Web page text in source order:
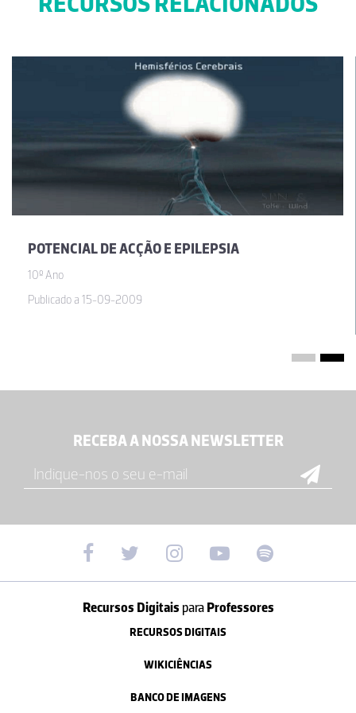
POTENCIAL DE ACÇÃO E EPILEPSIA
10º Ano
Publicado a 15-09-2009
RECEBA A NOSSA NEWSLETTER
Recursos Digitais paraProfessores
RECURSOS DIGITAIS
WIKICIÊNCIAS
BANCO DE IMAGENS